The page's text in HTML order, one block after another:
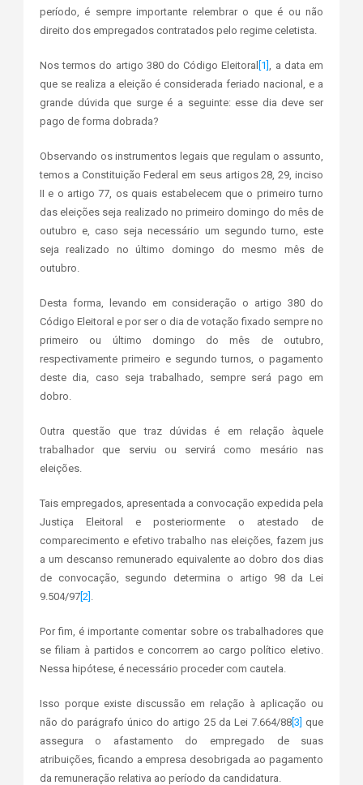
período, é sempre importante relembrar o que é ou não
direito dos empregados contratados pelo regime celetista.
Nos termos do artigo 380 do Código Eleitoral [1]
, a data em
que se realiza a eleição é considerada feriado nacional, e a
grande dúvida que surge é a seguinte: esse dia deve ser
pago de forma dobrada?
Observando os instrumentos legais que regulam o assunto,
temos a Constituição Federal em seus artigos 28, 29, inciso
II e o artigo 77, os quais estabelecem que o primeiro turno
das eleições seja realizado no primeiro domingo do mês de
outubro e, caso seja necessário um segundo turno, este
seja realizado no último domingo do mesmo mês de
outubro.
Desta forma, levando em consideração o artigo 380 do
Código Eleitoral e por ser o dia de votação fixado sempre no
primeiro ou último domingo do mês de outubro,
respectivamente primeiro e segundo turnos, o pagamento
deste dia, caso seja trabalhado, sempre será pago em
dobro.
Outra questão que traz dúvidas é em relação àquele
trabalhador que serviu ou servirá como mesário nas
eleições.
Tais empregados, apresentada a convocação expedida pela
Justiça Eleitoral e posteriormente o atestado de
comparecimento e efetivo trabalho nas eleições, fazem jus
a um descanso remunerado equivalente ao dobro dos dias
de convocação, segundo determina o artigo 98 da Lei
9.504/97[2]
Por fim, é importante comentar sobre os trabalhadores que
se filiam à partidos e concorrem ao cargo político eletivo.
Nessa hipótese, é necessário proceder com cautela.
Isso porque existe discussão em relação à aplicação ou
não do parágrafo único do artigo 25 da Lei 7.664/88[3] que
assegura o afastamento do empregado de suas
atribuições, ficando a empresa desobrigada ao pagamento
da remuneração relativa ao período da candidatura.